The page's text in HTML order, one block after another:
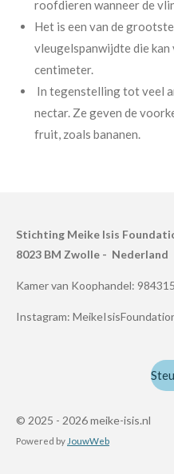
roofdieren wanneer de
Het is een van de
vleugelspanwijdte die
centimeter.
In tegenstelling tot veel
nectar. Ze geven de
fruit, zoals bananen.
Stichting Meike Isis
8023 BM Zwolle - Nederland
Kamer van Koophandel:
Instagram:
© 2025 - 2026 meike-isis.nl
Powered by JouwWeb